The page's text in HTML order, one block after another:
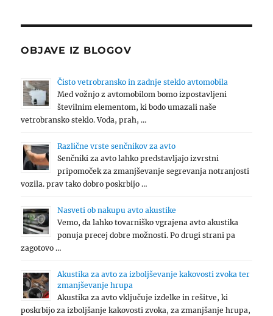
OBJAVE IZ BLOGOV
Čisto vetrobransko in zadnje steklo avtomobila
Med vožnjo z avtomobilom bomo izpostavljeni
številnim elementom, ki bodo umazali naše
vetrobransko steklo. Voda, prah, …
Različne vrste senčnikov za avto
Senčniki za avto lahko predstavljajo izvrstni
pripomoček za zmanjševanje segrevanja notranjosti
vozila. prav tako dobro poskrbijo …
Nasveti ob nakupu avto akustike
Vemo, da lahko tovarniško vgrajena avto akustika
ponuja precej dobre možnosti. Po drugi strani pa
zagotovo …
Akustika za avto za izboljševanje kakovosti zvoka ter
zmanjševanje hrupa
Akustika za avto vključuje izdelke in rešitve, ki
poskrbijo za izboljšanje kakovosti zvoka, za zmanjšanje hrupa,